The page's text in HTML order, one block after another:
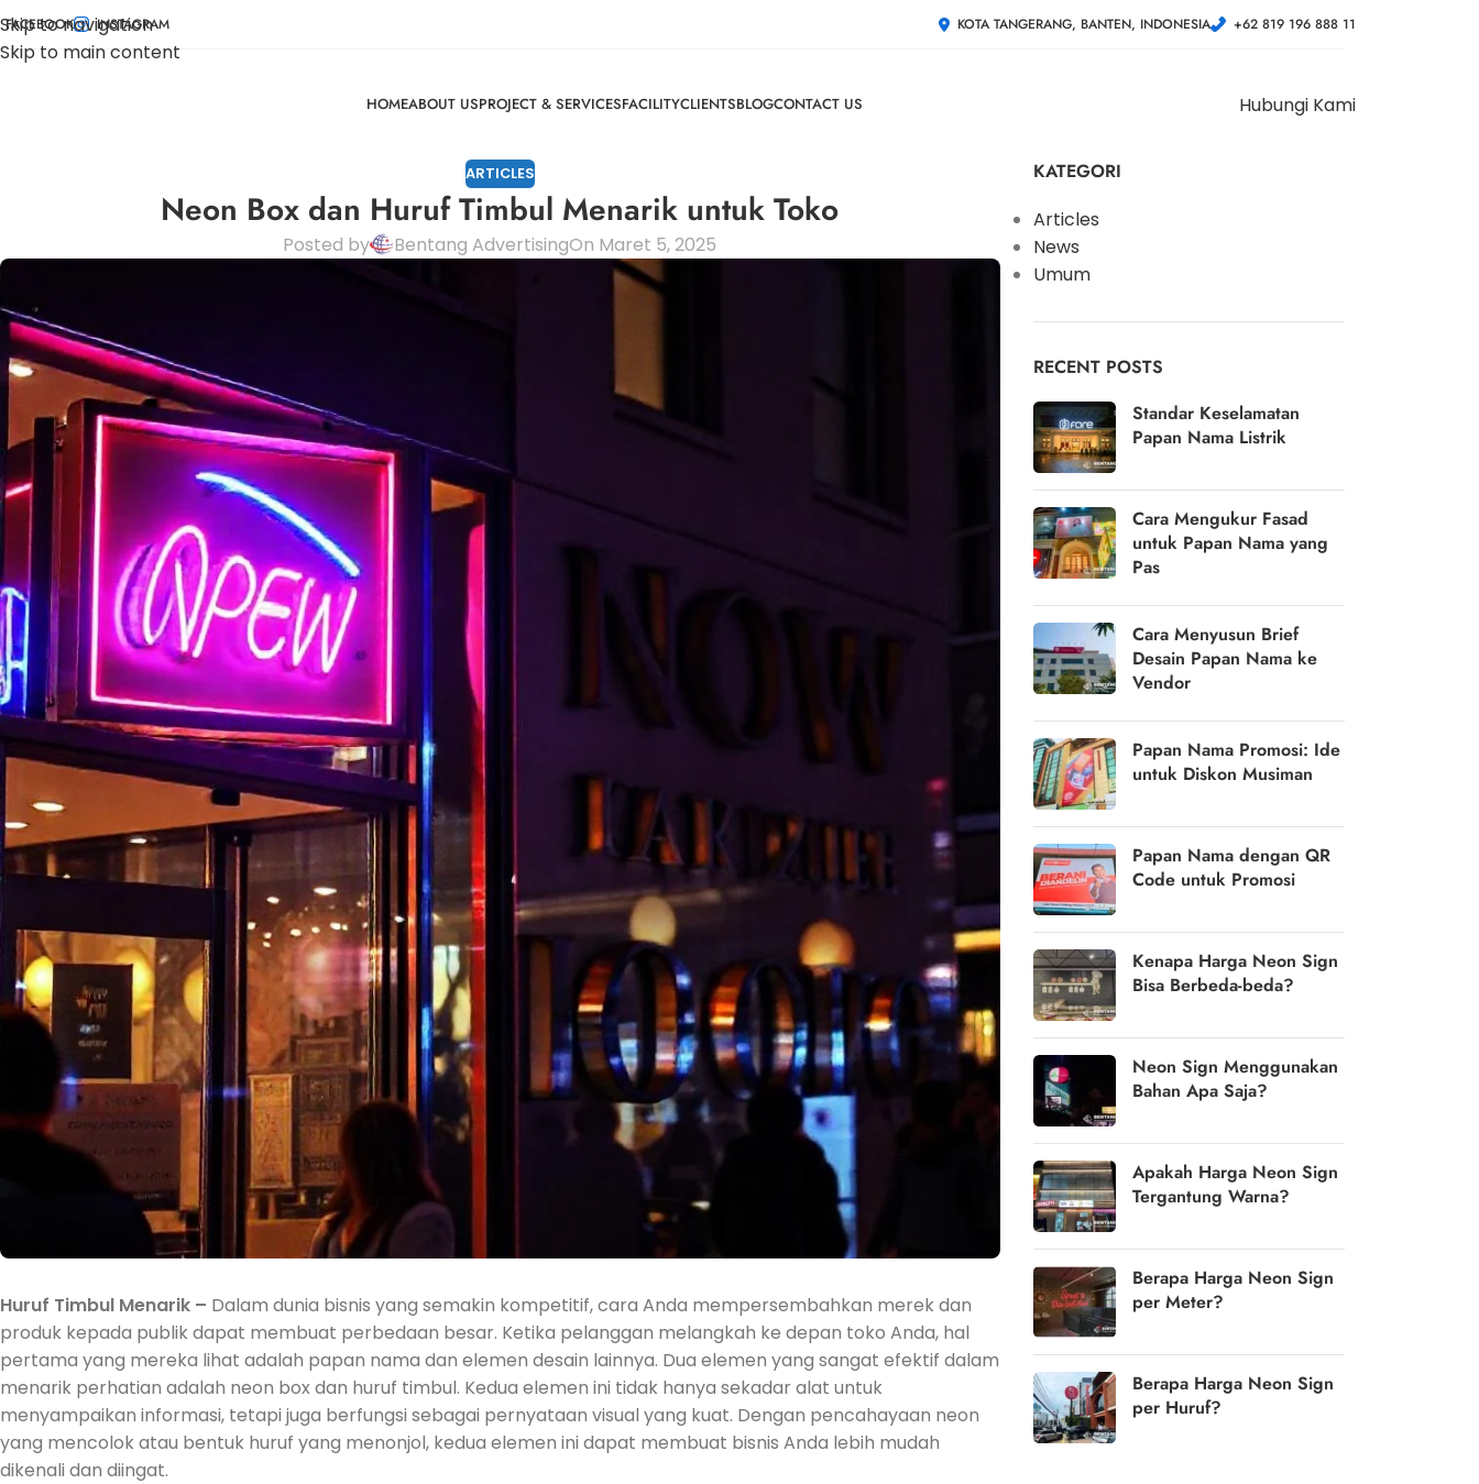
Skip to navigation
Skip to main content
FACEBOOK INSTAGRAM KOTA TANGERANG, BANTEN, INDONESIA +62 819 196 888 11
HOMEABOUT USPROJECT & SERVICESFACILITYCLIENTSBLOGCONTACT US Hubungi Kami
ARTICLES
Neon Box dan Huruf Timbul Menarik untuk Toko
Posted by Bentang AdvertisingOn Maret 5, 2025
Huruf Timbul Menarik – Dalam dunia bisnis yang semakin kompetitif, cara Anda mempersembahkan merek dan
produk kepada publik dapat membuat perbedaan besar. Ketika pelanggan melangkah ke depan toko Anda, hal
pertama yang mereka lihat adalah papan nama dan elemen desain lainnya. Dua elemen yang sangat efektif dalam
menarik perhatian adalah neon box dan huruf timbul. Kedua elemen ini tidak hanya sekadar alat untuk
menyampaikan informasi, tetapi juga berfungsi sebagai pernyataan visual yang kuat. Dengan pencahayaan neon
yang mencolok atau bentuk huruf yang menonjol, kedua elemen ini dapat membuat bisnis Anda lebih mudah
dikenali dan diingat.
KATEGORI
Articles
News
Umum
RECENT POSTS
Standar Keselamatan
Papan Nama Listrik
Cara Mengukur Fasad
untuk Papan Nama yang
Pas
Cara Menyusun Brief
Desain Papan Nama ke
Vendor
Papan Nama Promosi: Ide
untuk Diskon Musiman
Papan Nama dengan QR
Code untuk Promosi
Kenapa Harga Neon Sign
Bisa Berbeda-beda?
Neon Sign Menggunakan
Bahan Apa Saja?
Apakah Harga Neon Sign
Tergantung Warna?
Berapa Harga Neon Sign
per Meter?
Berapa Harga Neon Sign
per Huruf?